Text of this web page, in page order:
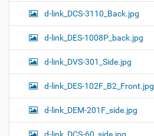
d-link_DCS-3110_Back.jpg
d-link_DES-1008P_back.jpg
d-link_DVS-301_Side.jpg
d-link_DES-102F_B2_Front.jpg
d-link_DEM-201F_side.jpg
d-link_DCS-60_side.jpg